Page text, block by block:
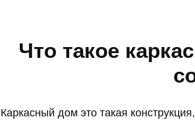
Что такое
Каркасный дом это такая